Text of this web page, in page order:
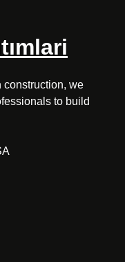
construction, we
to build